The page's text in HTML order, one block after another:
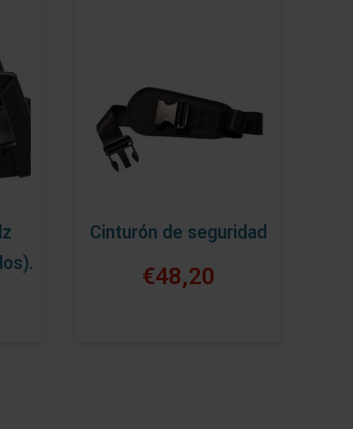
Cinturón de seguridad
€48,20